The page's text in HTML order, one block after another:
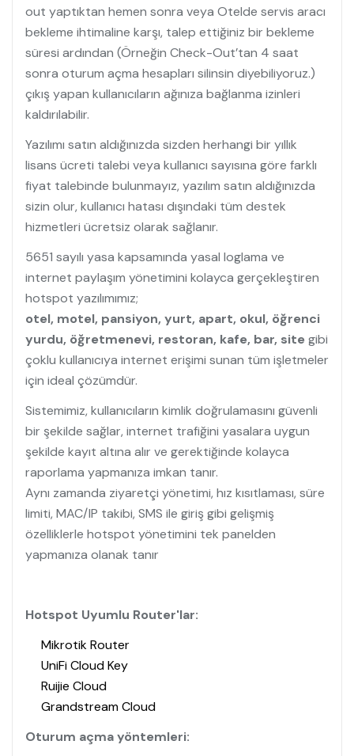
out yaptıktan hemen sonra veya Otelde servis aracı
bekleme ihtimaline karşı, talep ettiğiniz bir bekleme
süresi ardından (Örneğin Check-Out’tan 4 saat
sonra oturum açma hesapları silinsin diyebiliyoruz.)
çıkış yapan kullanıcıların ağınıza bağlanma izinleri
kaldırılabilir.
Yazılımı satın aldığınızda sizden herhangi bir yıllık
lisans ücreti talebi veya kullanıcı sayısına göre farklı
fiyat talebinde bulunmayız, yazılım satın aldığınızda
sizin olur, kullanıcı hatası dışındaki tüm destek
hizmetleri ücretsiz olarak sağlanır.
5651 sayılı yasa kapsamında yasal loglama ve
internet paylaşım yönetimini kolayca gerçekleştiren
hotspot yazılımımız;
otel, motel, pansiyon, yurt, apart, okul, öğrenci
yurdu, öğretmenevi, restoran, kafe, bar, site gibi
çoklu kullanıcıya internet erişimi sunan tüm işletmeler
için ideal çözümdür.
Sistemimiz, kullanıcıların kimlik doğrulamasını güvenli
bir şekilde sağlar, internet trafiğini yasalara uygun
şekilde kayıt altına alır ve gerektiğinde kolayca
raporlama yapmanıza imkan tanır.
Aynı zamanda ziyaretçi yönetimi, hız kısıtlaması, süre
limiti, MAC/IP takibi, SMS ile giriş gibi gelişmiş
özelliklerle hotspot yönetimini tek panelden
yapmanıza olanak tanır
Hotspot Uyumlu Router'lar:
Mikrotik Router
UniFi Cloud Key
Ruijie Cloud
Grandstream Cloud
Oturum açma yöntemleri: